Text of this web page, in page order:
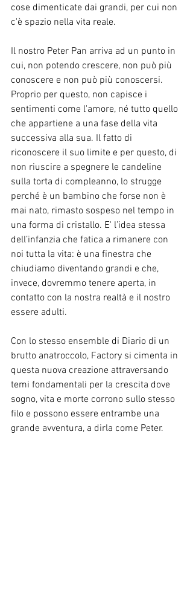
cose dimenticate dai grandi, per cui non
c'è spazio nella vita reale.
Il nostro Peter Pan arriva ad un punto in
cui, non potendo crescere, non può più
conoscere e non può più conoscersi.
Proprio per questo, non capisce i
sentimenti come l'amore, né tutto quello
che appartiene a una fase della vita
successiva alla sua. Il fatto di
riconoscere il suo limite e per questo, di
non riuscire a spegnere le candeline
sulla torta di compleanno, lo strugge
perché è un bambino che forse non è
mai nato, rimasto sospeso nel tempo in
una forma di cristallo. E' l’idea stessa
dell’infanzia che fatica a rimanere con
noi tutta la vita: è una finestra che
chiudiamo diventando grandi e che,
invece, dovremmo tenere aperta, in
contatto con la nostra realtà e il nostro
essere adulti.
Con lo stesso ensemble di Diario di un
brutto anatroccolo, Factory si cimenta in
questa nuova creazione attraversando
temi fondamentali per la crescita dove
sogno, vita e morte corrono sullo stesso
filo e possono essere entrambe una
grande avventura, a dirla come Peter.